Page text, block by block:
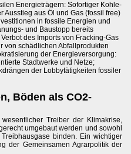
Energieträgern: Sofortiger Kohle-
Ausstieg aus Öl und Gas (fossil free)
in fossile Energien und
und Baustopp bereits
des Imports von Fracking-Gas
von schädlichen Abfallprodukten
der Energieversorgung:
Stadtwerke und Netze;
der Lobbytätigkeiten fossiler
Böden als CO2-
Treiber der Klimakrise,
umgebaut werden und sowohl
binden. Ein wichtiger
der Gemeinsamen Agrarpolitik der